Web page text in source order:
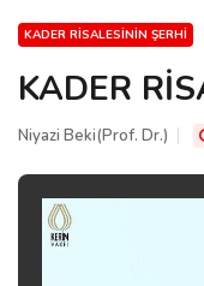
KADER RISALESININ ŞERHI
KADER
Niyazi Beki(Prof. Dr.)